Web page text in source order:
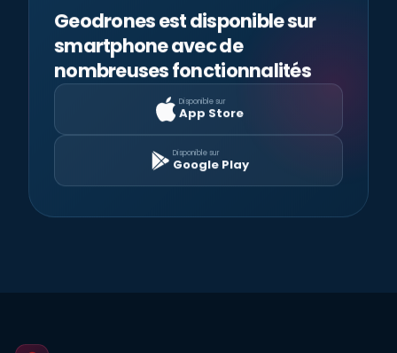
Geodrones est disponible sur
smartphone avec de
nombreuses fonctionnalités
Disponible sur
App Store
Disponible sur
Google Play